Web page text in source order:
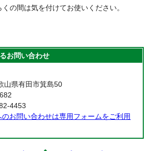
の間は気を付けてお使いください。
お問い合わせ
県有田市箕島50
4453
お問い合わせは専用フォームをご利用